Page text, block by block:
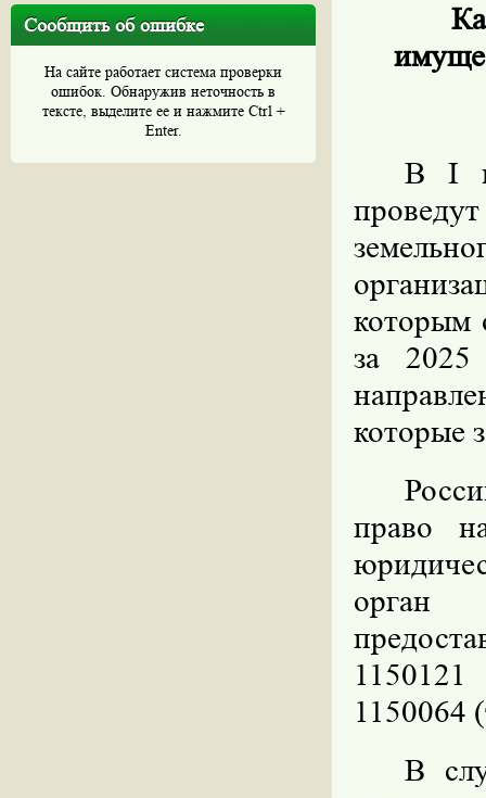
Сообщить об ошибке
На сайте работает система проверки
ошибок. Обнаружив неточность в
тексте, выделите ее и нажмите Ctrl +
Enter.
В I
которым
за 2025
которые
право
орган
1150064
В